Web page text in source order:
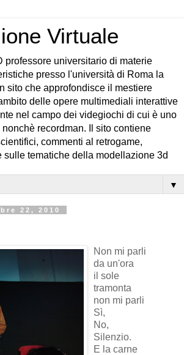
Virtuale
professore universitario di materie
presso l'università di Roma la
sito che approfondisce il mestiere
delle opere multimediali interattive
nel campo dei videgiochi di cui è uno
recordman. Il sito contiene
commenti al retrogame,
sulle tematiche della modellazione 3d
▼
22, 2010
Non mi parli
da un'ora
il sole
tramonta
non mi parli
Sì,
No,
Silenzio.
E la carne